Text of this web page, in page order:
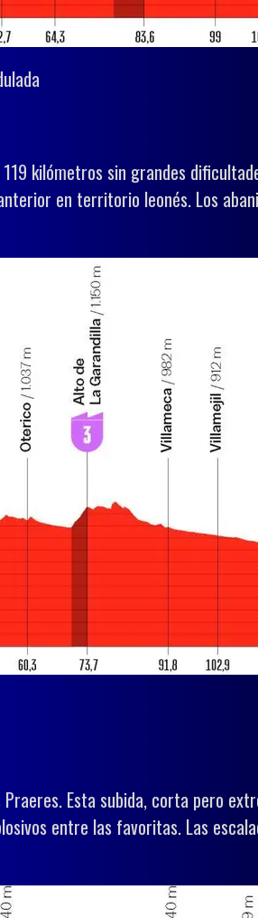
kilómetros sin grandes
en territorio leonés. Los
Esta subida, corta pero
entre las favoritas. Las